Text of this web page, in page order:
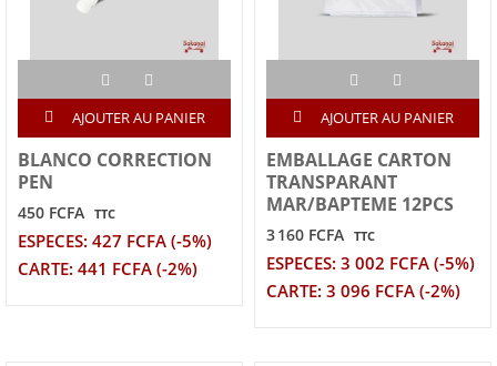
AJOUTER AU PANIER
BLANCO CORRECTION
PEN
450 FCFA TTC
ESPECES: 427 FCFA (-5%)
CARTE: 441 FCFA (-2%)
AJOUTER AU PANIER
EMBALLAGE CARTON
TRANSPARANT
MAR/BAPTEME 12PCS
3 160 FCFA TTC
ESPECES: 3 002 FCFA (-5%)
CARTE: 3 096 FCFA (-2%)